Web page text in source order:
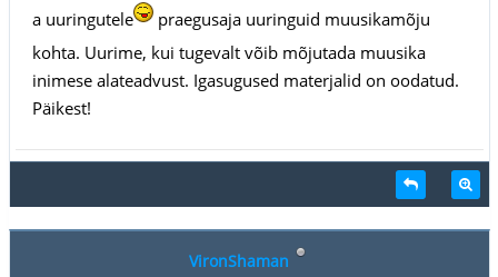
a uuringutele
praegusaja uuringuid muusikamõju
kohta. Uurime, kui tugevalt võib mõjutada muusika
inimese alateadvust. Igasugused materjalid on oodatud.
Päikest!
VironShaman